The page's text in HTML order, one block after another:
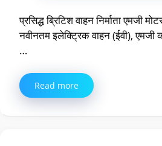
प्रसिद्ध ब्रिटिश वाहन निर्माता एमजी
नवीनतम इलेक्ट्रिक वाहन (ईवी),
…
Read more